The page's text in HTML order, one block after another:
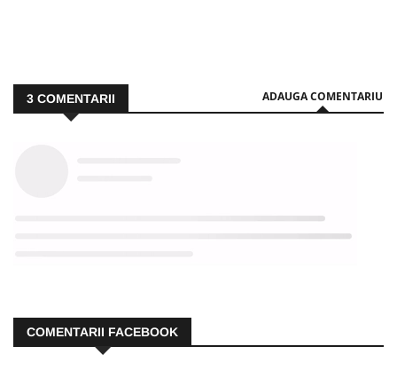
3 COMENTARII ADAUGA COMENTARIU
COMENTARII FACEBOOK